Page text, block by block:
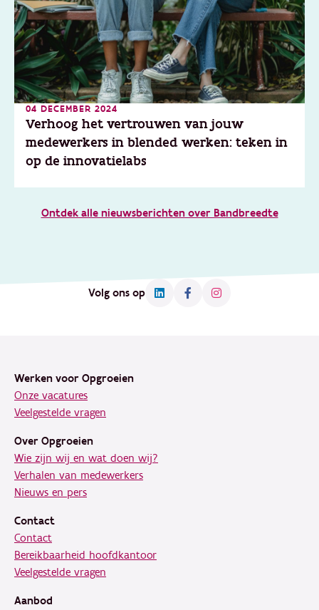
04 DECEMBER 2024
Verhoog het vertrouwen van jouw
medewerkers in blended werken: teken in
op de innovatielabs
Ontdek alle nieuwsberichten over Bandbreedte
Volg ons op
Werken voor Opgroeien
Onze vacatures
Veelgestelde vragen
Over Opgroeien
Wie zijn wij en wat doen wij?
Verhalen van medewerkers
Nieuws en pers
Contact
Contact
Bereikbaarheid hoofdkantoor
Veelgestelde vragen
Aanbod